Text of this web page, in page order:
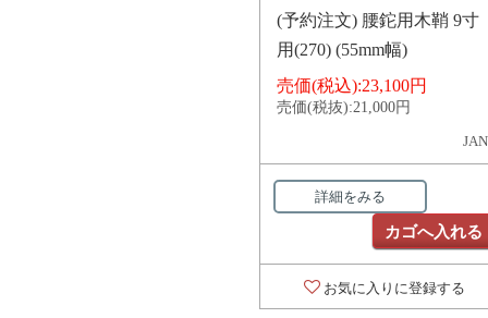
(予約注文) 腰鉈用木鞘 9寸
用(270) (55mm幅)
売価(税込):23,100円
売価(税抜):21,000円
詳細をみる
カゴへ入れる
お気に入りに登録する